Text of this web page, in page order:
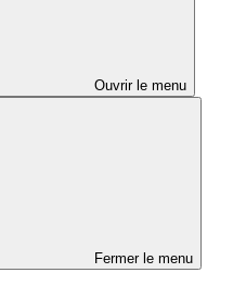
Ouvrir le menu
Fermer le menu